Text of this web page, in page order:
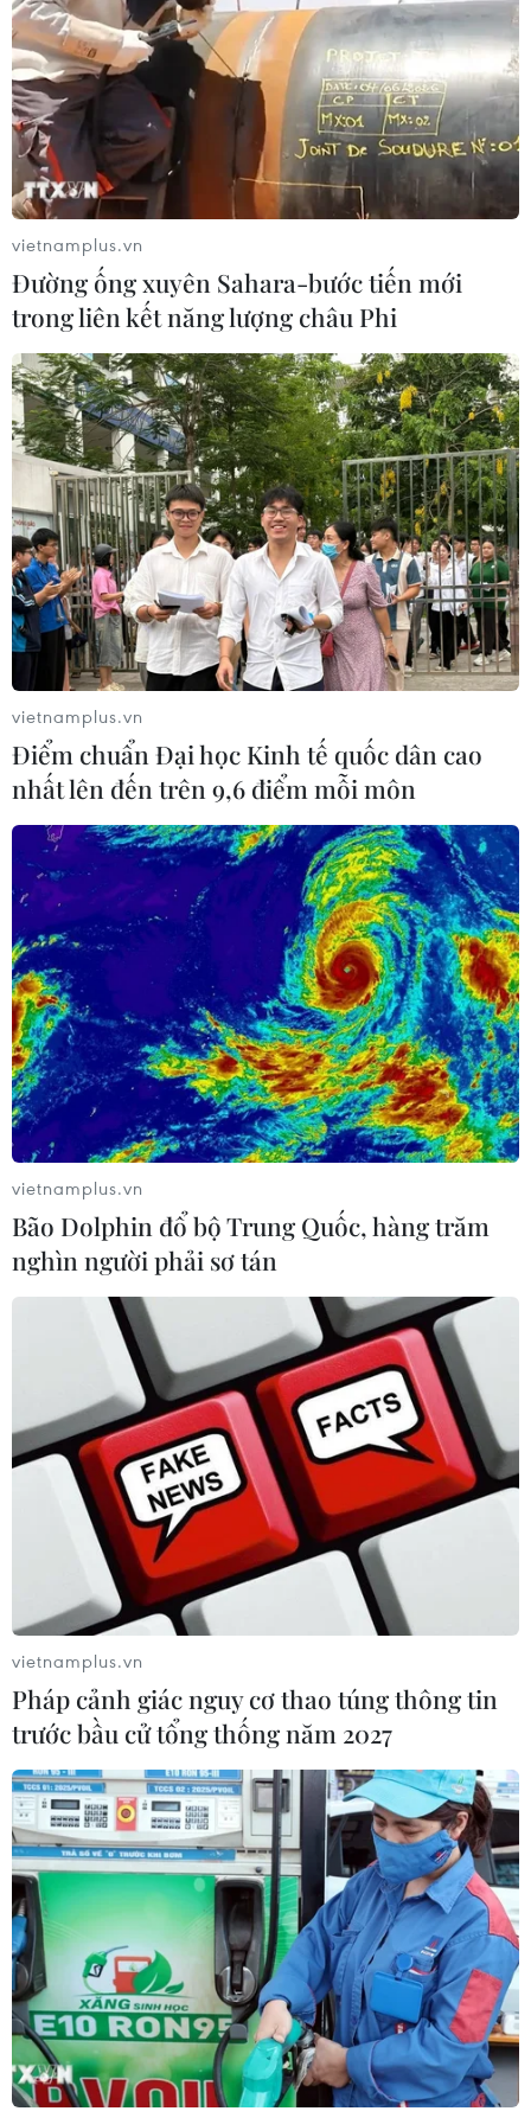
TIN CÙNG CHUYÊN MỤC
Siêu bão Doldphin đổ bộ
Trung Quốc khiến hàng nghìn
chuyến bay bị hủy khẩn cấp
vietnamplus.vn
Đường ống xuyên Sahara-bước tiến mới
trong liên kết năng lượng châu Phi
vietnamplus.vn
Điểm chuẩn Đại học Kinh tế quốc dân cao
nhất lên đến trên 9,6 điểm mỗi môn
vietnamplus.vn
Bão Dolphin đổ bộ Trung Quốc, hàng trăm
nghìn người phải sơ tán
vietnamplus.vn
Pháp cảnh giác nguy cơ thao túng thông tin
trước bầu cử tổng thống năm 2027